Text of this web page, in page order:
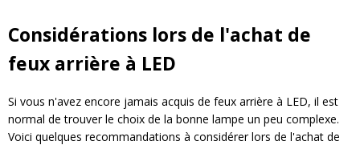
Considérations lors de l'achat de
feux arrière à LED
Si vous n'avez encore jamais acquis de feux arrière à LED, il est
normal de trouver le choix de la bonne lampe un peu complexe.
Voici quelques recommandations à considérer lors de l'achat de